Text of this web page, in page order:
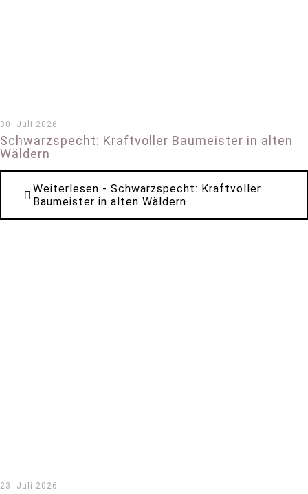
30. Juli 2026
Schwarzspecht: Kraftvoller Baumeister in alten
Wäldern
Weiterlesen - Schwarzspecht: Kraftvoller
Baumeister in alten Wäldern
23. Juli 2026